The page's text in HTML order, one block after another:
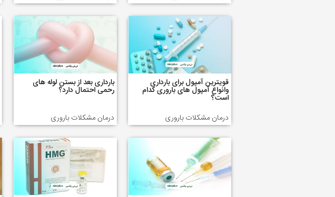
قویترین آمپول برای بارداری
وانواع آمپول های باروری کدام
است؟
درمان مشکلات باروری
بارداری بعد از بستن لوله های
رحمی احتمال دارد؟
درمان مشکلات باروری